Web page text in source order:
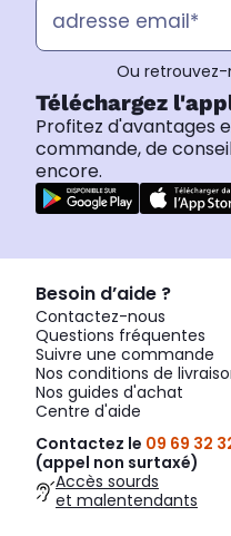
Ou retrouvez-
Téléchargez
Profitez d'avantages
commande, de
encore.
Besoin d’aide ?
Contactez-nous
Questions fréquentes
Suivre une commande
Nos conditions de
Nos guides d'achat
Centre d'aide
Contactez le 09 69 32
(appel non surtaxé)
Accès sourds
et malentendants